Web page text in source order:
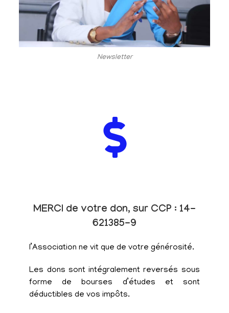
Newsletter
MERCI de votre don, sur CCP : 14-
621385-9
l’Association ne vit que de votre générosité.
Les dons sont intégralement reversés sous
forme de bourses d’études et sont
déductibles de vos impôts.